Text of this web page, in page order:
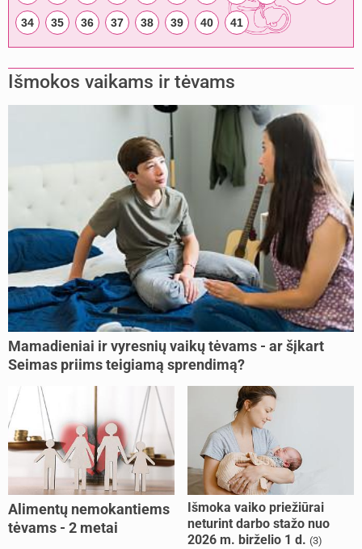
34 35 36 37 38 39 40 41
Išmokos vaikams ir tėvams
Mamadieniai ir vyresnių vaikų tėvams - ar šįkart
Seimas priims teigiamą sprendimą?
Alimentų nemokantiems
tėvams - 2 metai
Išmoka vaiko priežiūrai
neturint darbo stažo nuo
2026 m. birželio 1 d. (3)